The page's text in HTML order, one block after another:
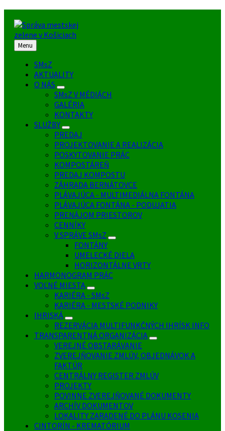
Menu
SMsZ
AKTUALITY
O NÁS
SMsZ V MÉDIÁCH
GALÉRIA
KONTAKTY
SLUŽBY
PREDAJ
PROJEKTOVANIE A REALIZÁCIA
POSKYTOVANIE PRÁC
KOMPOSTÁREŇ
PREDAJ KOMPOSTU
ZÁHRADA BERNÁTOVCE
PLÁVAJÚCA - MULTIMEDIÁLNA FONTÁNA
PLÁVAJÚCA FONTÁNA - PODUJATIA
PRENÁJOM PRIESTOROV
CENNÍKY
V SPRÁVE SMsZ
FONTÁNY
UMELECKÉ DIELA
HORIZONTÁLNE VRTY
HARMONOGRAM PRÁC
VOĽNÉ MIESTA
KARIÉRA - SMsZ
KARIÉRA - MESTSKÉ PODNIKY
IHRISKÁ
REZERVÁCIA MULTIFUNKČNÝCH IHRÍSK INFO
TRANSPARENTNÁ ORGANIZÁCIA
VEREJNÉ OBSTARÁVANIE
ZVEREJŇOVANIE ZMLÚV, OBJEDNÁVOK A
FAKTÚR
CENTRÁLNY REGISTER ZMLÚV
PROJEKTY
POVINNE ZVEREJŇOVANÉ DOKUMENTY
ARCHÍV DOKUMENTOV
LOKALITY ZARADENÉ DO PLÁNU KOSENIA
CINTORÍN - KREMATÓRIUM